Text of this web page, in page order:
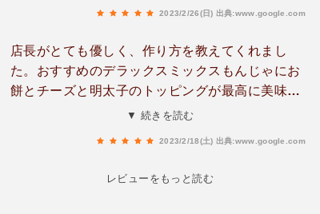
2023/2/26(日) 出典:www.google.com
店長がとても優しく、作り方を教えてくれまし
た。おすすめのデラックスミックスもんじゃにお
餅とチーズと明太子のトッピングが最高に美味し
かったです。予約制と知らずに行ってしまったの
▼ 続きを読む
2023/2/18(土) 出典:www.google.com
レビューをもっと読む